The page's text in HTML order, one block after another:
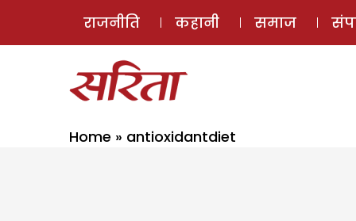
राजनीति कहानी समाज
Home » antioxidantdiet